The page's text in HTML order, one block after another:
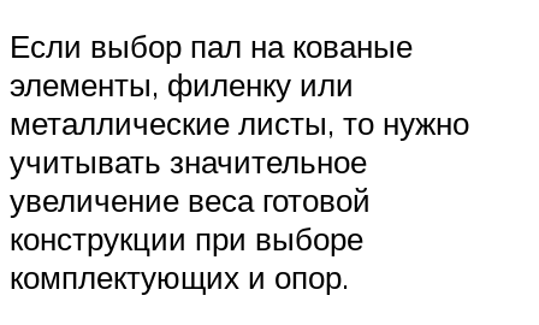
Если выбор пал на кованые
элементы, филенку или
металлические листы, то нужно
учитывать значительное
увеличение веса готовой
конструкции при выборе
комплектующих и опор.